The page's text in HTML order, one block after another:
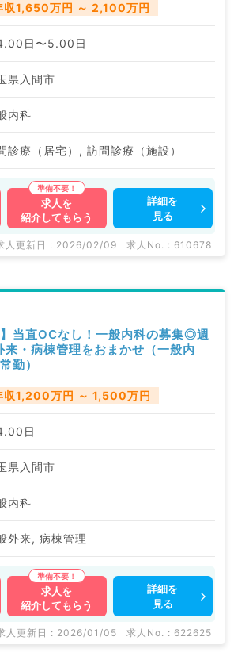
収1,650万円 ～ 2,100万円
日〜5.00日
県入間市
内科
診療（居宅）, 訪問診療（施設）
求人を
紹介してもらう
詳細を
見る
人更新日 : 2026/02/09 求人No. : 610678
】当直OCなし！一般内科の募集◎週
・病棟管理をおまかせ（一般内
勤）
収1,200万円 ～ 1,500万円
日
県入間市
内科
外来, 病棟管理
求人を
紹介してもらう
詳細を
見る
人更新日 : 2026/01/05 求人No. : 622625